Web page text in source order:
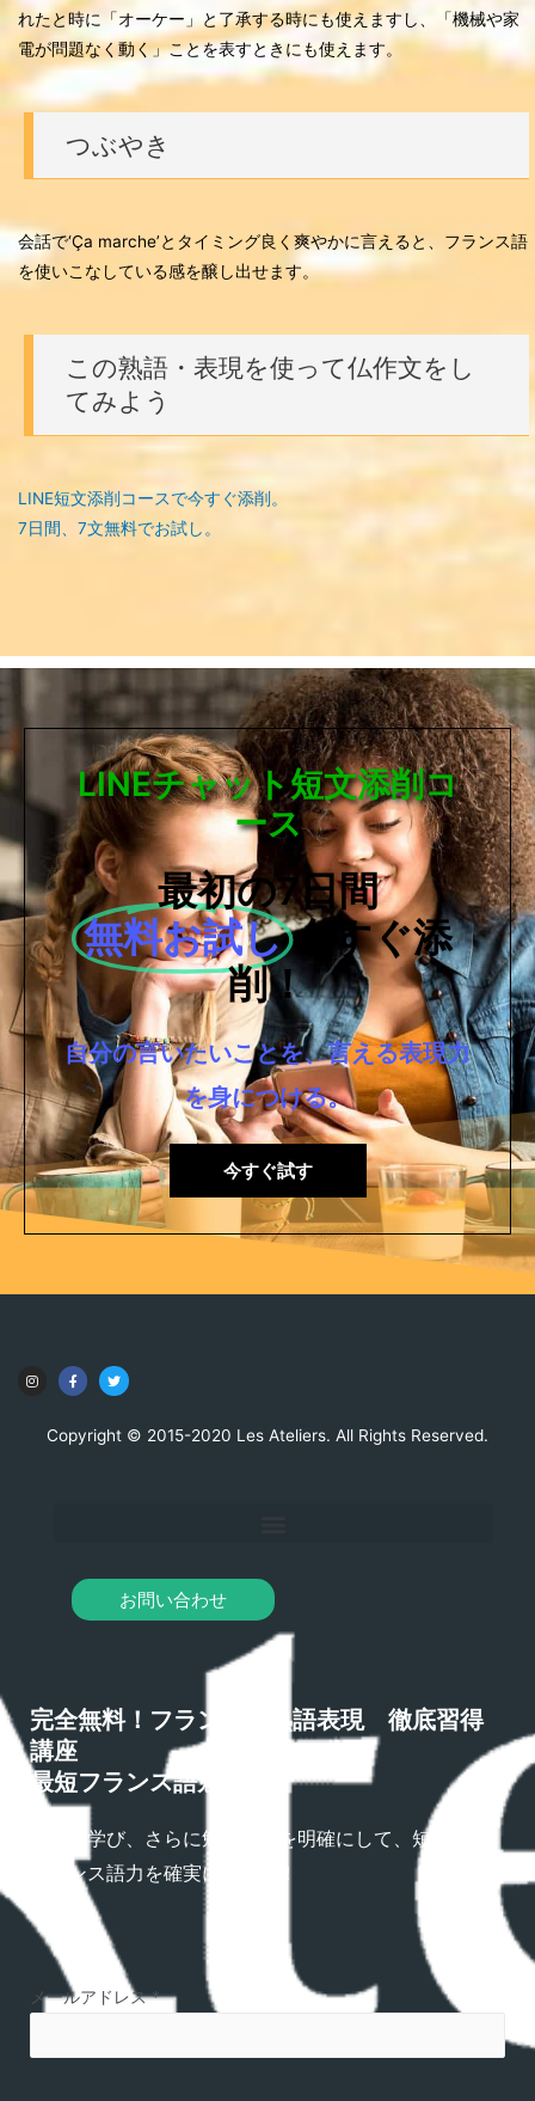
れたと時に「オーケー」と了承する時にも使えますし、「機械や家
電が問題なく動く」ことを表すときにも使えます。
つぶやき
会話で‘Ça marche’とタイミング良く爽やかに言えると、フランス語
を使いこなしている感を醸し出せます。
この熟語・表現を使って仏作文をし
てみよう
LINE短文添削コースで今すぐ添削。
7日間、7文無料でお試し。
LINEチャット短文添削コ
ース
最初の7日間
無料お試し 今すぐ添
削！
自分の言いたいことを、言える表現力
を身につける。
今すぐ試す
Copyright © 2015-2020 Les Ateliers. All Rights Reserved.
お問い合わせ
完全無料！フランス語熟語表現 徹底習得
講座
最短フランス語勉強法
熟語を学び、さらに勉強方法を明確にして、短期間で
フランス語力を確実にアップ！
メールアドレス*